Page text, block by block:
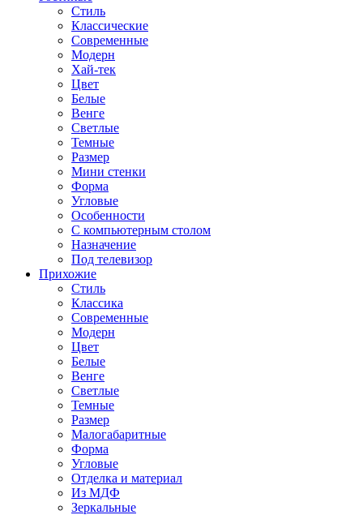
Стиль
Классические
Современные
Модерн
Хай-тек
Цвет
Белые
Венге
Светлые
Темные
Размер
Мини стенки
Форма
Угловые
Особенности
С компьютерным столом
Назначение
Под телевизор
Прихожие
Стиль
Классика
Современные
Модерн
Цвет
Белые
Венге
Светлые
Темные
Размер
Малогабаритные
Форма
Угловые
Отделка и материал
Из МДФ
Зеркальные